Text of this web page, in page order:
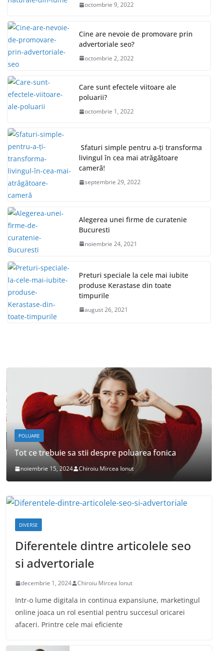
octombrie 9, 2022
Cine are nevoie de promovare prin
advertoriale seo?
octombrie 2, 2022
Care sunt efectele viitoare ale
poluarii?
octombrie 1, 2022
Sfaturi simple pentru a-ți transforma
livingul în cea mai atrăgătoare
cameră!
septembrie 29, 2022
Alegerea unei firme de curatenie
Bucuresti
noiembrie 24, 2021
Preturi speciale la cele mai iubite
produse Kerastase din toate
timpurile
august 26, 2021
POLUARE
Tot ce trebuie sa stii despre poluarea fonica
noiembrie 15, 2024 Chiroiu Mircea Ionut
DIVERSE
Diferentele dintre articolele seo
si advertoriale
decembrie 1, 2024 Chiroiu Mircea Ionut
Intr-o lume digitala in continua expansiune, marketingul
online joaca un rol esential pentru succesul oricarei
afaceri. Printre cele mai eficiente